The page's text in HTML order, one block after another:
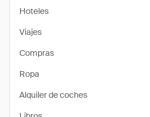
Hoteles
Viajes
Compras
Ropa
Alquiler de coches